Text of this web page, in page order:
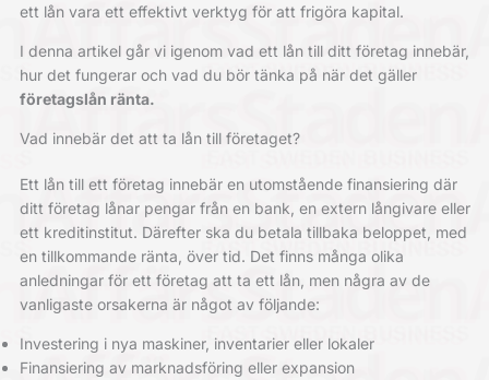
ett lån vara ett effektivt verktyg för att frigöra kapital.
I denna artikel går vi igenom vad ett lån till ditt företag innebär,
hur det fungerar och vad du bör tänka på när det gäller
företagslån ränta.
Vad innebär det att ta lån till företaget?
Ett lån till ett företag innebär en utomstående finansiering där
ditt företag lånar pengar från en bank, en extern långivare eller
ett kreditinstitut. Därefter ska du betala tillbaka beloppet, med
en tillkommande ränta, över tid. Det finns många olika
anledningar för ett företag att ta ett lån, men några av de
vanligaste orsakerna är något av följande:
Investering i nya maskiner, inventarier eller lokaler
Finansiering av marknadsföring eller expansion